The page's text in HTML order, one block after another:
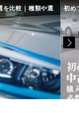
を比較｜種類や選 初め